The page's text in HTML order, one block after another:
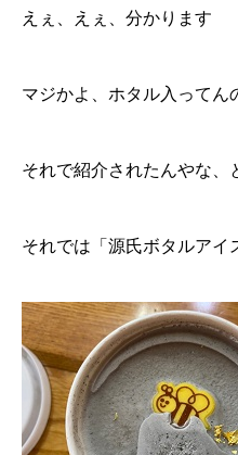
えぇ、えぇ、分かります
マジかよ、ホタル入ってん
それで紹介されたんやな、
それでは「源氏ボタルアイ